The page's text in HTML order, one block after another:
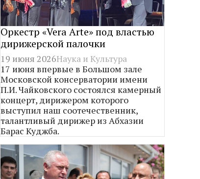
Оркестр «Vera Arte» под властью
дирижерской палочки
19 июня 2026Наука и Культура
17 июня впервые в Большом зале
Московской консерватории имени
П.И. Чайковского состоялся камерный
концерт, дирижером которого
выступил наш соотечественник,
талантливый дирижер из Абхазии
Барас Куджба.